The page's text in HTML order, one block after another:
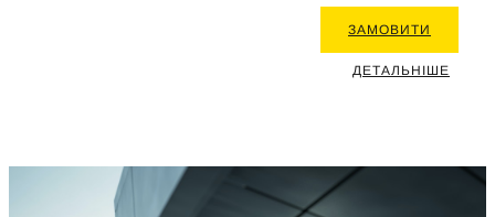
ЗАМОВИТИ
ДЕТАЛЬНІШЕ